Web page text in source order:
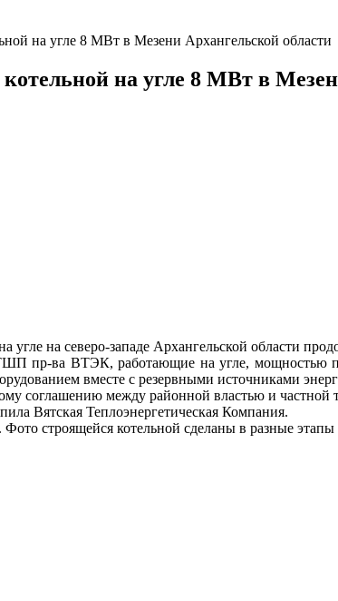
на угле 8 МВт в Мезени Архангельской области
на угле 8 МВт в
на северо-западе Архангельской области
пр-ва ВТЭК, работающие на угле,
вместе с резервными источниками
соглашению между районной властью и
Вятская Теплоэнергетическая Компания.
строящейся котельной сделаны в разные этапы